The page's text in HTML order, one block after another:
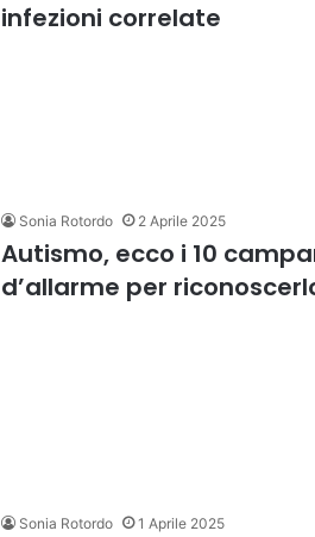
infezioni correlate
Sonia Rotordo 2 Aprile 2025
Autismo, ecco i 10
d’allarme per
Sonia Rotordo 1 Aprile 2025